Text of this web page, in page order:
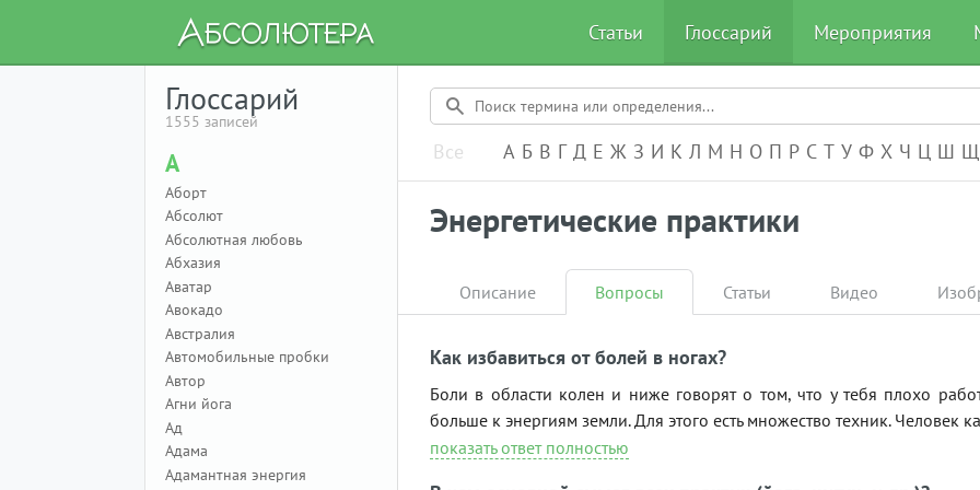
Статьи Глоссарий Мероприятия
Глоссарий
1555 записей
А
Аборт
Абсолют
Абсолютная любовь
Абхазия
Аватар
Авокадо
Австралия
Автомобильные пробки
Автор
Агни йога
Ад
Адама
Адамантная энергия
Все А-Я
А Б В Г Д Е Ж З И К Л М Н О П Р С Т У Ф Х Ч Ц Ш Щ
Энергетические практики
Описание Вопросы Статьи Видео
Как избавиться от болей в ногах?
Боли в области колен и ниже говорят о том, что у тебя плохо
больше к энергиям земли. Для этого есть множество техник. Человек
показать ответ полностью